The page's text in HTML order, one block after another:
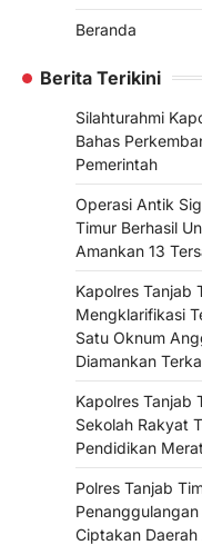
Beranda
Berita Terikini
Silahturahmi
Bahas
Pemerintah
Operasi Antik
Timur Berhasil
Amankan 13
Kapolres Tanjab
Mengklarifikasi
Satu Oknum
Diamankan
Kapolres Tanjab
Sekolah Rakyat
Pendidikan
Polres Tanjab
Ciptakan